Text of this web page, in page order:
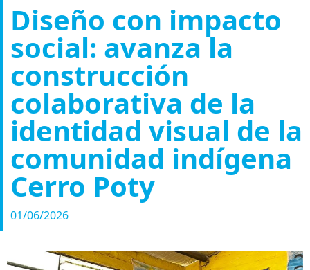
Diseño con impacto
social: avanza la
construcción
colaborativa de la
identidad visual de la
comunidad indígena
Cerro Poty
01/06/2026